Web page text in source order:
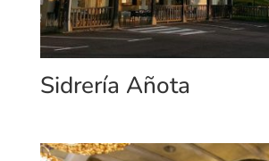
Sidrería Añota